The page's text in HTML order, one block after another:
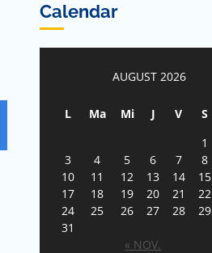
Calendar
AUGUST 2026
L Ma Mi J V S
1
3
4 5 6 7 8
10
11 12 13 14 15
17
18 19 20 21 22
24
25 26 27 28 29
31
« NOV.